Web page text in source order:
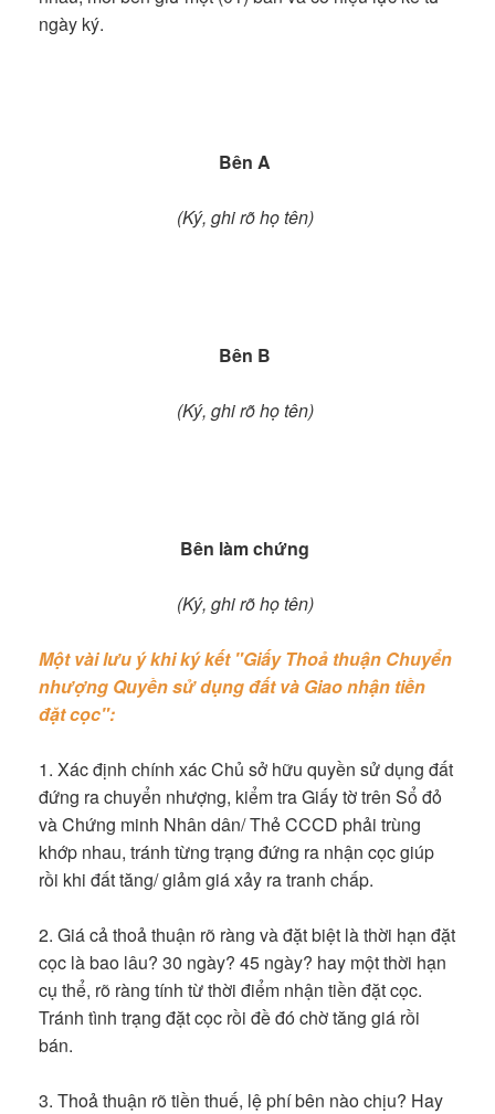
ngày ký.
Bên A
(Ký, ghi rõ họ tên)
Bên B
(Ký, ghi rõ họ tên)
Bên làm chứng
(Ký, ghi rõ họ tên)
Một vài lưu ý khi ký kết "Giấy Thoả thuận Chuyển
nhượng Quyền sử dụng đất và Giao nhận tiền
đặt cọc":
1. Xác định chính xác Chủ sở hữu quyền sử dụng đất
đứng ra chuyển nhượng, kiểm tra Giấy tờ trên Sổ đỏ
và Chứng minh Nhân dân/ Thẻ CCCD phải trùng
khớp nhau, tránh từng trạng đứng ra nhận cọc giúp
rồi khi đất tăng/ giảm giá xảy ra tranh chấp.
2. Giá cả thoả thuận rõ ràng và đặt biệt là thời hạn đặt
cọc là bao lâu? 30 ngày? 45 ngày? hay một thời hạn
cụ thể, rõ ràng tính từ thời điểm nhận tiền đặt cọc.
Tránh tình trạng đặt cọc rồi đề đó chờ tăng giá rồi
bán.
3. Thoả thuận rõ tiền thuế, lệ phí bên nào chịu? Hay